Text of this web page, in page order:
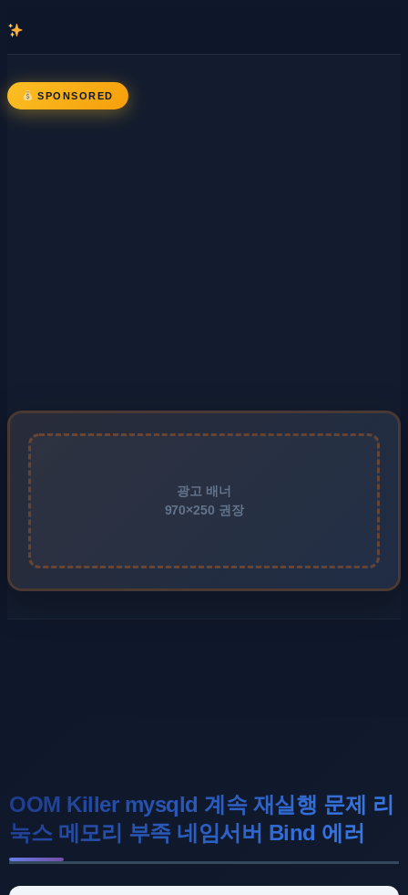
로
바
SPONSORED
광고 배너
970×250 권장
OOM Killer mysqld 계속 재실행 문제 리
눅스 메모리 부족 네임서버 Bind 에러